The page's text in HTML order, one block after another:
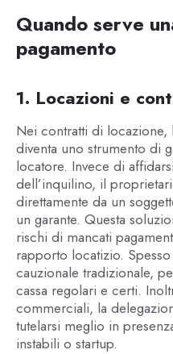
Quando serve
pagamento
1. Locazioni e
Nei contratti di locazione,
diventa uno strumento di
locatore. Invece di
dell’inquilino, il
direttamente da un
un garante. Questa
rischi di mancati
rapporto locatizio.
cauzionale tradizionale,
cassa regolari e certi.
commerciali, la
tutelarsi meglio in
instabili o startup.